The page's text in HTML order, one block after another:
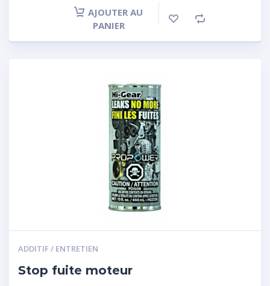
AJOUTER AU
PANIER
ADDITIF / ENTRETIEN
Stop fuite moteur